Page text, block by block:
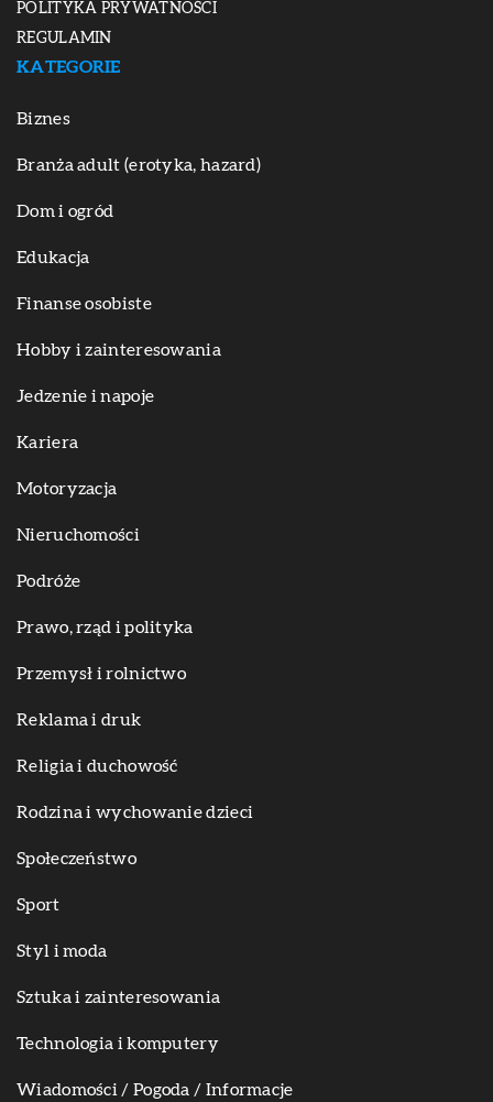
POLITYKA PRYWATNOŚCI
REGULAMIN
KATEGORIE
Biznes
Branża adult (erotyka, hazard)
Dom i ogród
Edukacja
Finanse osobiste
Hobby i zainteresowania
Jedzenie i napoje
Kariera
Motoryzacja
Nieruchomości
Podróże
Prawo, rząd i polityka
Przemysł i rolnictwo
Reklama i druk
Religia i duchowość
Rodzina i wychowanie dzieci
Społeczeństwo
Sport
Styl i moda
Sztuka i zainteresowania
Technologia i komputery
Wiadomości / Pogoda / Informacje